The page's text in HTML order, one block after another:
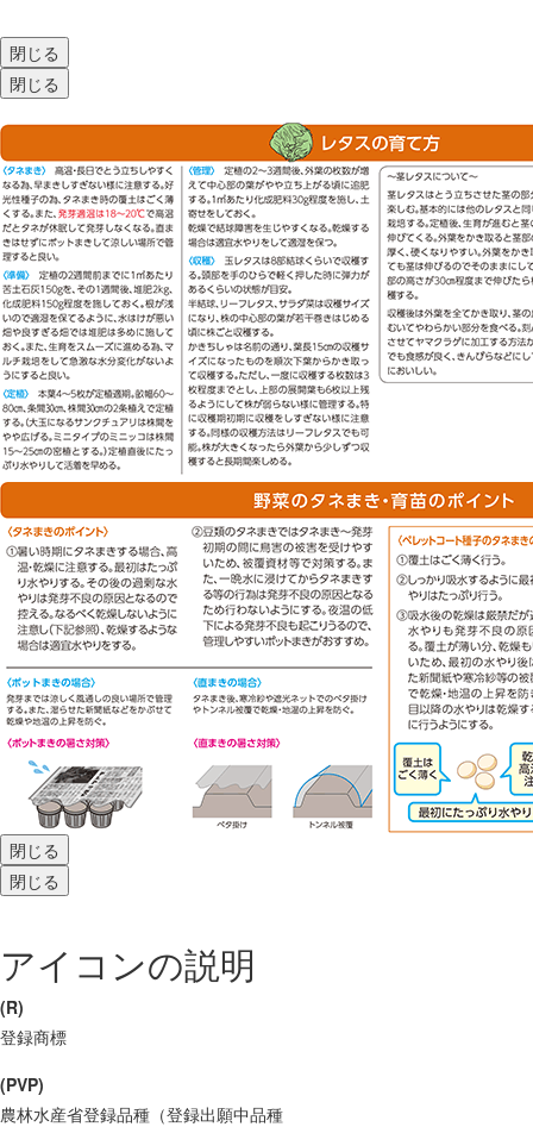
閉じる
閉じる
閉じる
閉じる
アイコンの説明
(R)
登録商標
(PVP)
農林水産省登録品種（登録出願中品種